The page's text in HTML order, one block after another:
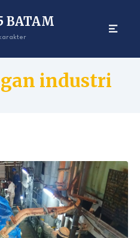
BATAM
industri